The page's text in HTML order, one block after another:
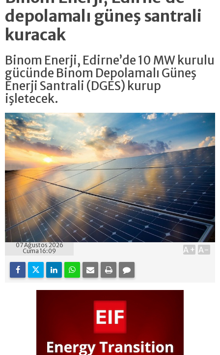
depolamalı güneş santrali
kuracak
Binom Enerji, Edirne’de 10 MW kurulu
gücünde Binom Depolamalı Güneş
Enerji Santrali (DGES) kurup
işletecek.
07 Ağustos 2026
Cuma 16:09
A+ A-